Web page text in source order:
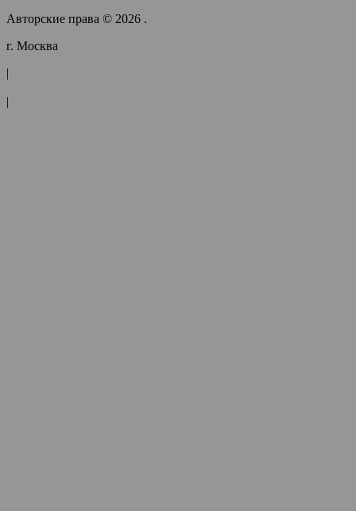
Авторские права © 2026 .
г. Москва
|
|